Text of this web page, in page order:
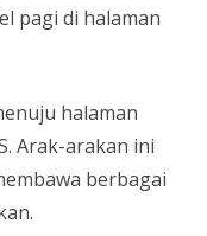
pagi di halaman
halaman
Arak-arakan ini
berbagai